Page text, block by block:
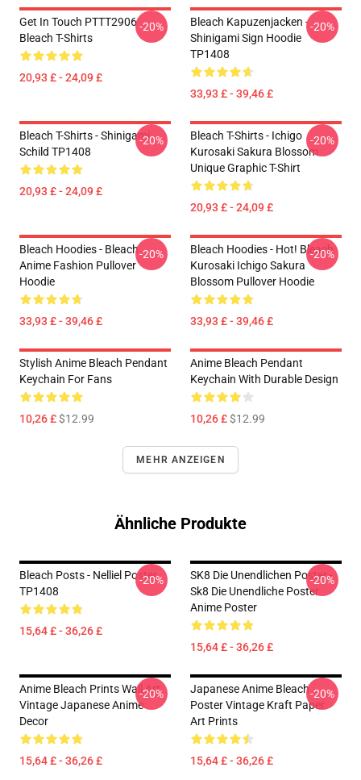
Get In Touch PTTT2906
Bleach T-Shirts
20,93 £ - 24,09 £
-20%
Bleach Kapuzenjacken -
Shinigami Sign Hoodie
TP1408
33,93 £ - 39,46 £
-20%
Bleach T-Shirts - Shinigami
Schild TP1408
20,93 £ - 24,09 £
-20%
Bleach T-Shirts - Ichigo
Kurosaki Sakura Blossom
Unique Graphic T-Shirt
20,93 £ - 24,09 £
-20%
Bleach Hoodies - Bleach
Anime Fashion Pullover
Hoodie
33,93 £ - 39,46 £
-20%
Bleach Hoodies - Hot! Bleach
Kurosaki Ichigo Sakura
Blossom Pullover Hoodie
33,93 £ - 39,46 £
-20%
Stylish Anime Bleach Pendant
Keychain For Fans
10,26 £$12.99
Anime Bleach Pendant
Keychain With Durable Design
10,26 £$12.99
MEHR ANZEIGEN
Ähnliche Produkte
Bleach Posts - Nelliel Poster
TP1408
15,64 £ - 36,26 £
-20%
SK8 Die Unendlichen Poster -
Sk8 Die Unendliche Poster
Anime Poster
15,64 £ - 36,26 £
-20%
Anime Bleach Prints Wall Art
Vintage Japanese Anime
Decor
15,64 £ - 36,26 £
-20%
Japanese Anime Bleach
Poster Vintage Kraft Paper
Art Prints
15,64 £ - 36,26 £
-20%